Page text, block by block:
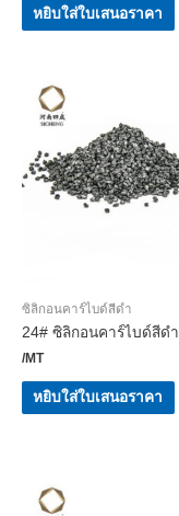
หยิบใส่ใบเสนอราคา
ซิลิกอนคาร์ไบด์สีดำ
24# ซิลิกอนคาร์ไบด์สีดำ
/MT
หยิบใส่ใบเสนอราคา